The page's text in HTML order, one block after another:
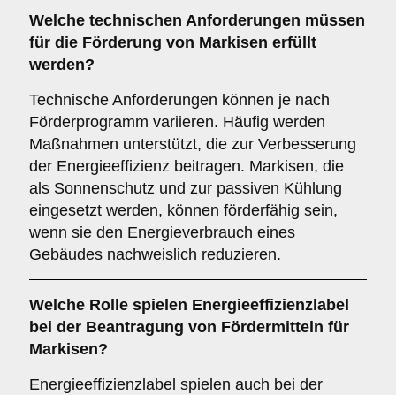
Welche technischen Anforderungen müssen
für die Förderung von Markisen erfüllt
werden?
Technische Anforderungen können je nach
Förderprogramm variieren. Häufig werden
Maßnahmen unterstützt, die zur Verbesserung
der Energieeffizienz beitragen. Markisen, die
als Sonnenschutz und zur passiven Kühlung
eingesetzt werden, können förderfähig sein,
wenn sie den Energieverbrauch eines
Gebäudes nachweislich reduzieren.
Welche Rolle spielen Energieeffizienzlabel
bei der Beantragung von Fördermitteln für
Markisen?
Energieeffizienzlabel spielen auch bei der